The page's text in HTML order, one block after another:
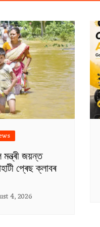
মন্ত্ৰী জয়ন্ত
প্ৰেছ ক্লাবৰ
4, 2026